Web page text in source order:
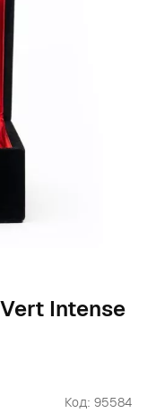
Intense
Код: 95584